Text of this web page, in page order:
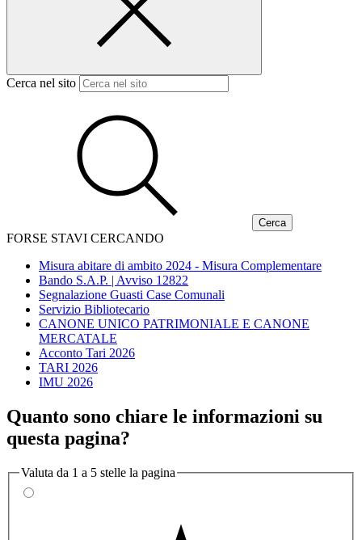
Cerca nel sito
FORSE STAVI CERCANDO
Misura abitare di ambito 2024 - Misura Complementare
Bando S.A.P. | Avviso 12822
Segnalazione Guasti Case Comunali
Servizio Bibliotecario
CANONE UNICO PATRIMONIALE E CANONE
MERCATALE
Acconto Tari 2026
TARI 2026
IMU 2026
Quanto sono chiare le informazioni su
questa pagina?
Valuta da 1 a 5 stelle la pagina